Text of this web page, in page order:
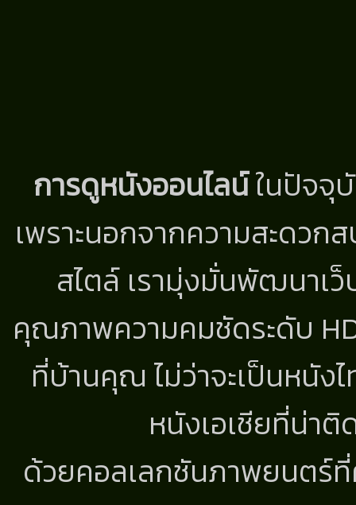
การดูหนังออนไลน์ในปัจจุ
เพราะนอกจากความสะดว
สไตล์ เรามุ่งมั่นพัฒนาเ
คุณภาพความคมชัดระดับ
ที่บ้านคุณ ไม่ว่าจะเป็นหนั
หนังเอเชียที่น่า
ด้วยคอลเลกชันภาพยนตร์